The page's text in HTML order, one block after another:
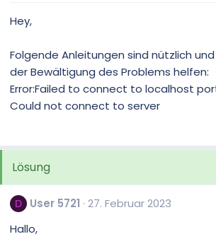
Hey,
Folgende Anleitungen sind nützlich
der Bewältigung des Problems helfen:
Error:Failed to connect to localhost
Could not connect to server
Lösung
D User 5721 27. Februar 2023
Hallo,